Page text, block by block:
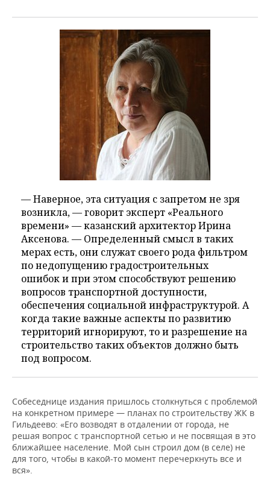
— Наверное, эта ситуация с запретом не зря
возникла, — говорит эксперт «Реального
времени» — казанский архитектор Ирина
Аксенова. — Определенный смысл в таких
мерах есть, они служат своего рода фильтром
по недопущению градостроительных
ошибок и при этом способствуют решению
вопросов транспортной доступности,
обеспечения социальной инфраструктурой. А
когда такие важные аспекты по развитию
территорий игнорируют, то и разрешение на
строительство таких объектов должно быть
под вопросом.
Собеседнице издания пришлось столкнуться с проблемой
на конкретном примере — планах по строительству ЖК в
Гильдеево: «Его возводят в отдалении от города, не
решая вопрос с транспортной сетью и не посвящая в это
ближайшее население. Мой сын строил дом (в селе) не
для того, чтобы в какой-то момент перечеркнуть все и
вся».